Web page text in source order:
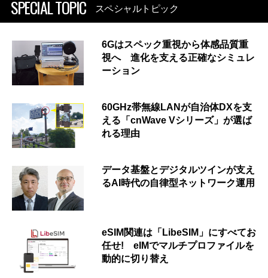
SPECIAL TOPIC スペシャルトピック
6Gはスペック重視から体感品質重
視へ 進化を支える正確なシミュレ
ーション
60GHz帯無線LANが自治体DXを支
える「cnWave Vシリーズ」が選ば
れる理由
データ基盤とデジタルツインが支え
るAI時代の自律型ネットワーク運用
eSIM関連は「LibeSIM」にすべてお
任せ! eIMでマルチプロファイルを
動的に切り替え